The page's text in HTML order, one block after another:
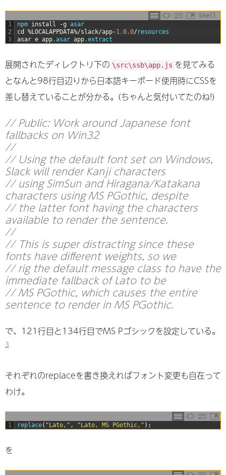
Shell
1
2
3
npm install -g asar
cd
%LOCALAPPDATA%/slack/app-1.0.0/ resources
asar e app.asar app.extract
展開されたディレクトリ下の \src\ssb\app.js を見てみる
となんと98行目辺りから日本語キーボード使用時にCSSを
差し替えていることが分かる。(ちゃんと気付いてたのね!)
// Public: Work around Japanese font
fallbacks on Win32
//
// Using the default font set on Windows,
Slack will render Kanji characters
// using SimSun and Hiragana/Katakana
characters using MS PGothic, despite
// the latter font having the characters
available to render the sentence.
//
// This is super distracting since these
fonts have different weights, so we
// rig the default message class to have the
immediate fallback of Lato to be
// MS PGothic, which causes the entire
sentence to render in MS PGothic.
で、121行目と134行目でMS Pゴシックを設定している。
3
それぞれのreplaceを書き換えればフォント変更も自在って
わけ。
1 replace( "Lato," , "Lato, MS PGothic," ) ;
を